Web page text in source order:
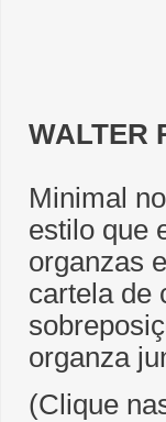
WALTER
Minimal
estilo que
organzas
cartela de
organza
(Clique